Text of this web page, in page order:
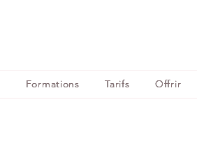
Formations Tarifs Offrir